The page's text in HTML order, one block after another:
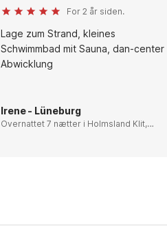
For 2 år siden.
Lage zum Strand, kleines
Schwimmbad mit Sauna, dan-center
Abwicklung
Irene - Lüneburg
Overnattet 7 nætter i Holmsland Klit,